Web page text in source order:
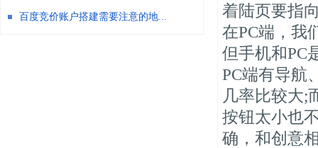
着陆页要指
在PC端，我
但手机和PC
PC端有导航
几率比较大;
按钮太小也
确，和创意
百度竞价账户搭建需要注意的地...